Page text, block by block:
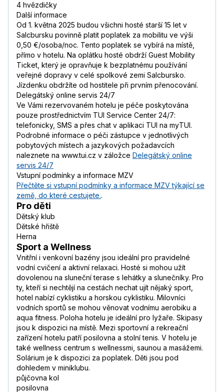
4 hvězdičky
Další informace
Od 1. května 2025 budou všichni hosté starší 15 let v
Salcbursku povinně platit poplatek za mobilitu ve výši
0,50 €/osoba/noc. Tento poplatek se vybírá na místě,
přímo v hotelu. Na oplátku hosté obdrží Guest Mobility
Ticket, který je opravňuje k bezplatnému používání
veřejné dopravy v celé spolkové zemi Salcbursko.
Jízdenku obdržíte od hostitele při prvním přenocování.
Delegátský online servis 24/7
Ve Vámi rezervovaném hotelu je péče poskytována
pouze prostřednictvím TUI Service Center 24/7:
telefonicky, SMS a přes chat v aplikaci TUI na myTUI.
Podrobné informace o péči zástupce v jednotlivých
pobytových místech a jazykových požadavcích
naleznete na www.tui.cz v záložce Delegátský online
servis 24/7
Vstupní podmínky a informace MZV
Přečtěte si vstupní podmínky a informace MZV týkající se
země, do které cestujete..
Pro děti
Dětský klub
Dětské hřiště
Herna
Sport a Wellness
Vnitřní i venkovní bazény jsou ideální pro pravidelné
vodní cvičení a aktivní relaxaci. Hosté si mohou užít
dovolenou na sluneční terase s lehátky a slunečníky. Pro
ty, kteří si nechtějí na cestách nechat ujít nějaký sport,
hotel nabízí cyklistiku a horskou cyklistiku. Milovníci
vodních sportů se mohou věnovat vodnímu aerobiku a
aqua fitness. Poloha hotelu je ideální pro lyžaře. Skipasy
jsou k dispozici na místě. Mezi sportovní a rekreační
zařízení hotelu patří posilovna a stolní tenis. V hotelu je
také wellness centrum s wellnessmi, saunou a masážemi.
Solárium je k dispozici za poplatek. Děti jsou pod
dohledem v miniklubu.
půjčovna kol
posilovna